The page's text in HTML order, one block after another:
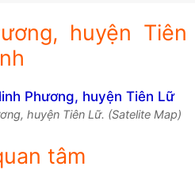
huyện Tiên
huyện Tiên Lữ. (Satelite Map)
tâm